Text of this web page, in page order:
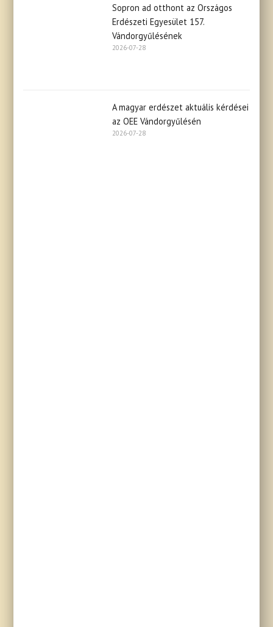
Sopron ad otthont az Országos
Erdészeti Egyesület 157.
Vándorgyűlésének
2026-07-28
A magyar erdészet aktuális kérdései
az OEE Vándorgyűlésén
2026-07-28